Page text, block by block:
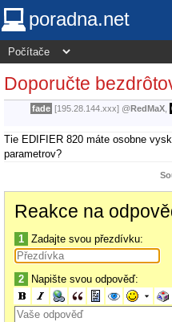
poradna.net
Doporučte
fade [195.28.144.xxx] @RedMaX
Tie EDIFIER 820 máte osobne
parametrov?
Reakce na
1 Zadajte svou přezdívku:
2 Napište svou odpověď: